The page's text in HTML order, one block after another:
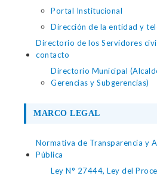
Portal Institucional
Dirección de la entidad y
Directorio de los Servidores
contacto
Directorio Municipal
Gerencias y Subgerencias)
MARCO LEGAL
Normativa de Transparencia y
Pública
Ley N° 27444, Ley del